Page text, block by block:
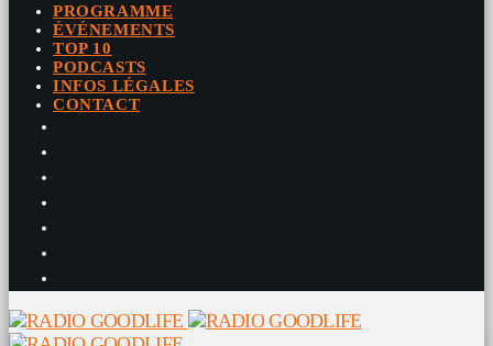
PROGRAMME
ÉVÉNEMENTS
TOP 10
PODCASTS
INFOS LÉGALES
CONTACT